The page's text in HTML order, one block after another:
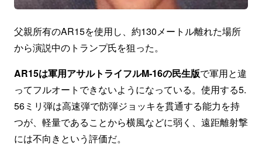
父親所有のAR15を使用し、約130メートル離れた場所
から演説中のトランプ氏を狙った。
AR15は軍用アサルトライフルM‐16の民生版で軍用と違
ってフルオートできないようになっている。使用する5.
56ミリ弾は高速弾で防弾ジョッキを貫通する能力を持
つが、軽量であることから横風などに弱く、遠距離射撃
には不向きという評価だ。